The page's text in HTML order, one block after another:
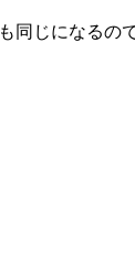
同じになるの